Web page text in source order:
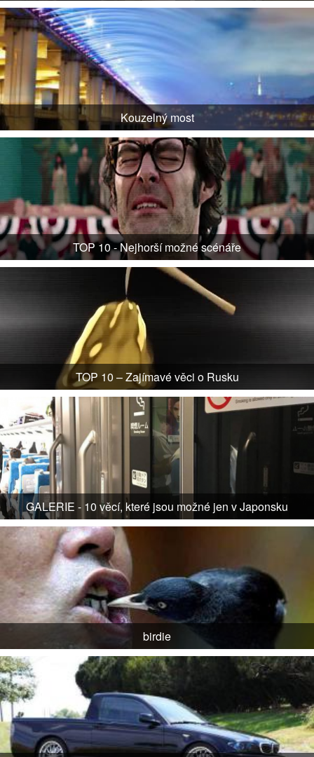
Kouzelný most
TOP 10 - Nejhorší možné scénáře
TOP 10 – Zajímavé věci o Rusku
GALERIE - 10 věcí, které jsou možné jen v Japonsku
birdie